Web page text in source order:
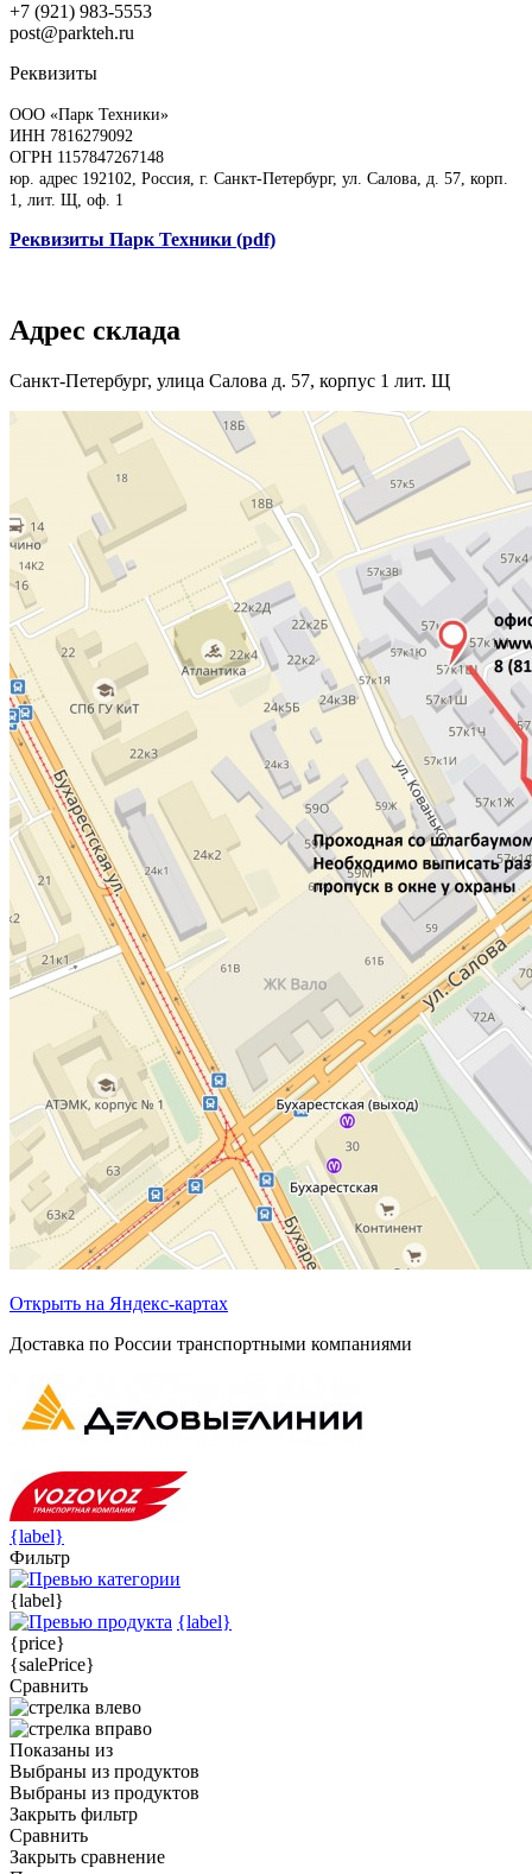
+7 (921) 983-5553
post@parkteh.ru
Реквизиты
ООО «Парк Техники»
ИНН 7816279092
ОГРН 1157847267148
юр. адрес 192102, Россия, г. Санкт-Петербург, ул. Салова, д. 57, корп.
1, лит. Щ, оф. 1
Реквизиты Парк Техники (pdf)
Адрес склада
Санкт-Петербург, улица Салова д. 57, корпус 1 лит. Щ
Открыть на Яндекс-картах
Доставка по России транспортными компаниями
{label}
Фильтр
{label}
{label}
{price}
{salePrice}
Сравнить
Показаны из
Выбраны из продуктов
Выбраны из продуктов
Закрыть фильтр
Сравнить
Закрыть сравнение